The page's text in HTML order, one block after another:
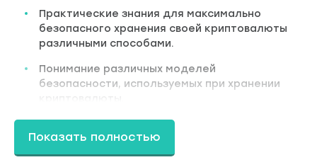
Практические знания для максимально
безопасного хранения своей криптовалюты
различными способами.
Понимание различных моделей
безопасности, используемых при хранении
Рекомендации по выбору биткоин кошельков
под различные ситуации и устройства.
Показать полностью